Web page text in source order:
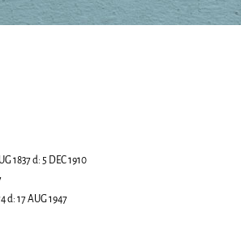
1837d: 5 DEC 1910
d: 17 AUG 1947